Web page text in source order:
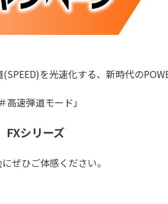
を光速化する、新時代の
高速弾道モード」
FXシリーズ
ぜひご体感ください。